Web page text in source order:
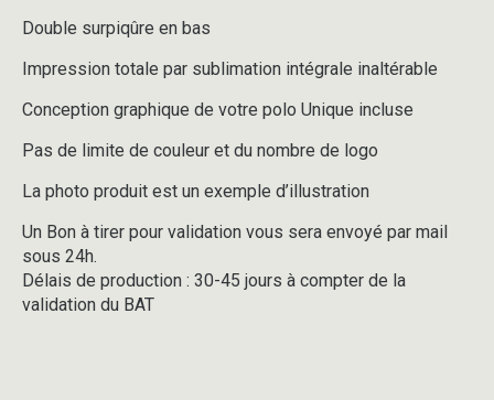
Double surpiqûre en bas
Impression totale par sublimation intégrale inaltérable
Conception graphique de votre polo Unique incluse
Pas de limite de couleur et du nombre de logo
La photo produit est un exemple d’illustration
Un Bon à tirer pour validation vous sera envoyé par mail
sous 24h.
Délais de production : 30-45 jours à compter de la
validation du BAT